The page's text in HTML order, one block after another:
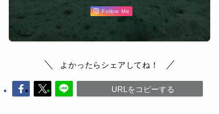
Follow Me
よかったらシェアしてね！
URLをコピーする